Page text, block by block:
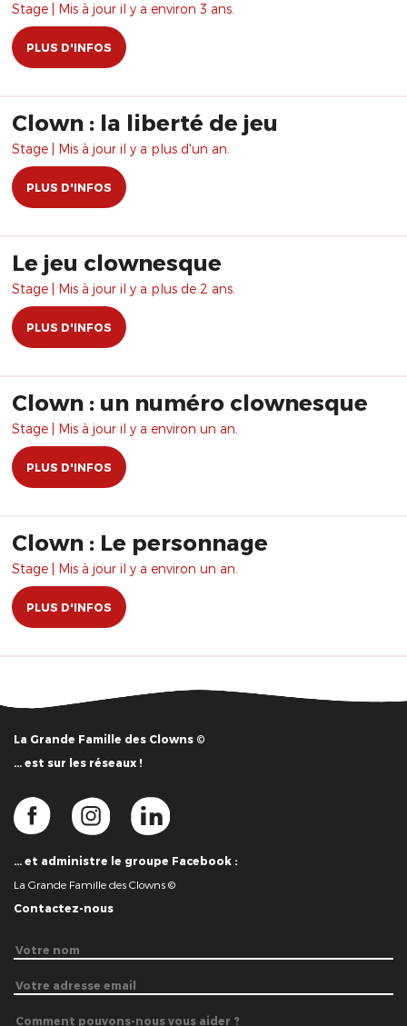
Stage | Mis à jour il y a environ 3 ans.
PLUS D'INFOS
Clown : la liberté de jeu
Stage | Mis à jour il y a plus d'un an.
PLUS D'INFOS
Le jeu clownesque
Stage | Mis à jour il y a plus de 2 ans.
PLUS D'INFOS
Clown : un numéro clownesque
Stage | Mis à jour il y a environ un an.
PLUS D'INFOS
Clown : Le personnage
Stage | Mis à jour il y a environ un an.
PLUS D'INFOS
La Grande Famille des Clowns ©
… est sur les réseaux !
… et administre le groupe Facebook :
La Grande Famille des Clowns ©
Contactez-nous